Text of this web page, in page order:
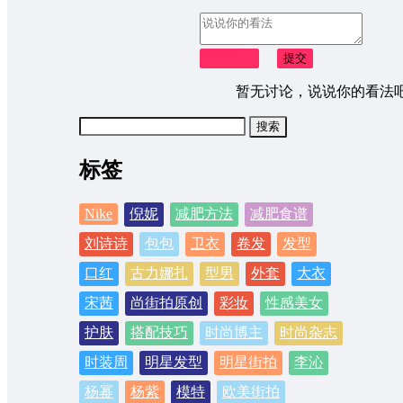
提交
暂无讨论，说说你的看法
搜
标签
Nike 倪妮 减肥方法
减肥食谱
刘诗诗
包包 卫衣 卷发
发型
口红
古力娜扎 型男 外套
大衣
宋茜
尚街拍原创 彩妆
性感美女
护肤
搭配技巧 时尚博主
时尚杂志
时装周
明星发型 明星街拍
李沁
杨幂
杨紫 模特 欧美街拍